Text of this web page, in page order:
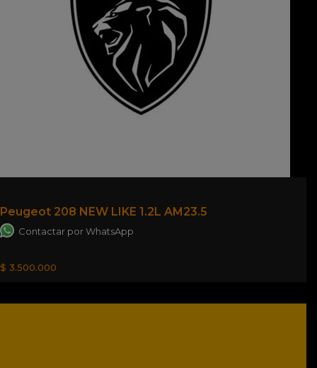
Peugeot 208 NEW LIKE 1.2L AM23.5
Contactar por WhatsApp
$ 3.500.000